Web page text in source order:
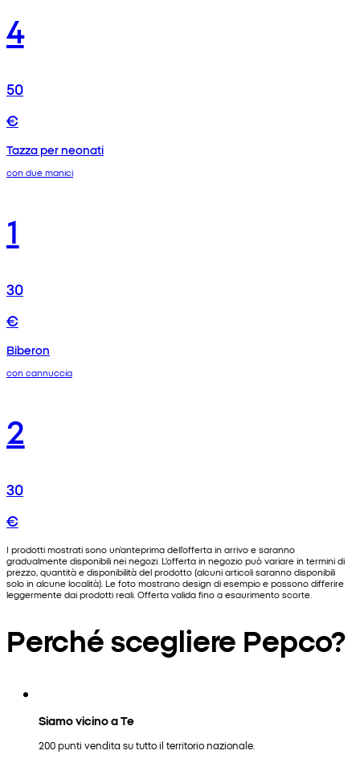
4
50
€
Tazza per neonati
con due manici
1
30
€
Biberon
con cannuccia
2
30
€
I prodotti mostrati sono un'anteprima dell'offerta in arrivo e saranno
gradualmente disponibili nei negozi. L'offerta in negozio può variare in termini di
prezzo, quantità e disponibilità del prodotto (alcuni articoli saranno disponibili
solo in alcune località). Le foto mostrano design di esempio e possono differire
leggermente dai prodotti reali. Offerta valida fino a esaurimento scorte.
Perché scegliere Pepco?
Siamo vicino a Te
200 punti vendita su tutto il territorio nazionale.